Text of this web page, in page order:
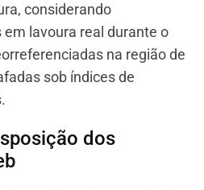
considerando
lavoura real durante o
na região de
sob índices de
dos